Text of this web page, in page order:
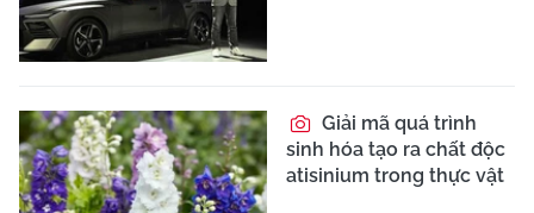
Giải mã quá trình
sinh hóa tạo ra chất độc
atisinium trong thực vật